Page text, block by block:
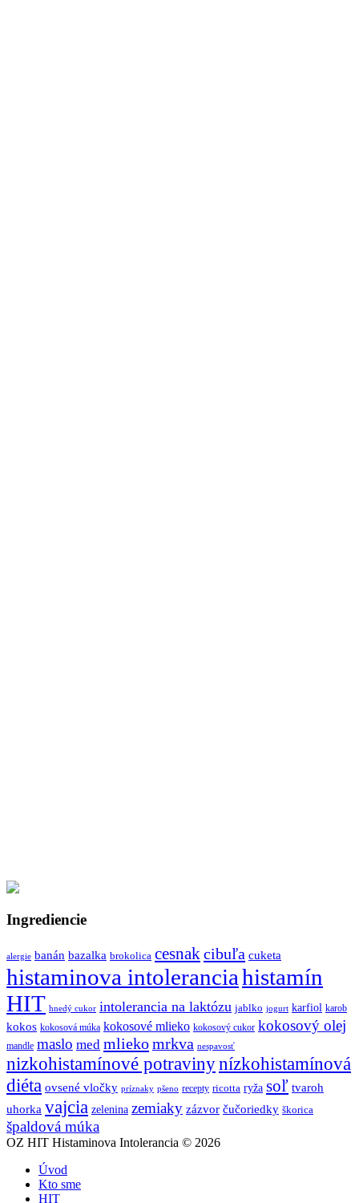
Ingrediencie
alergie banán bazalka brokolica cesnakcibuľa cuketa
histaminova intoleranciahistamín
HIT hnedý cukor intolerancia na laktózu jablko jogurt karfiol karob
kokos kokosová múka kokosové mlieko kokosový cukor kokosový olej
mandle maslo med mliekomrkva nespavosť
nizkohistamínové potravinynízkohistamínová
diéta ovsené vločky príznaky pšeno recepty ricotta ryža soľ tvaroh
uhorka vajcia zelenina zemiaky zázvor čučoriedky škorica
špaldová múka
OZ HIT Histaminova Intolerancia © 2026
Úvod
Kto sme
HIT